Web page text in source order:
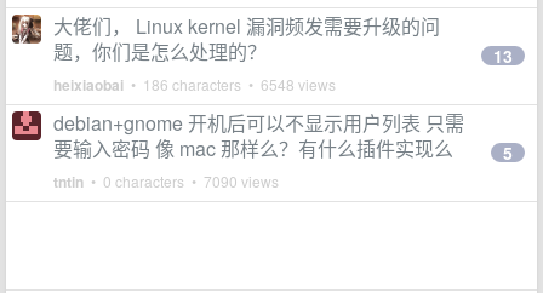
大佬们， Linux kernel 漏洞频发需要升级的问
题，你们是怎么处理的？
heixiaobai • 186 characters • 6548 views
13
debian+gnome 开机后可以不显示用户列表 只需
要输入密码 像 mac 那样么？有什么插件实现么
tntin • 0 characters • 7090 views
5